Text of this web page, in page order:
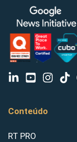
Conteúdo
RT PRO